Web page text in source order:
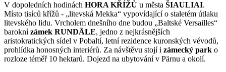
V dopoledních hodinách HORA KŘÍŽŮ u města ŠIAULIAI.
Místo tisíců křížů - „litevská Mekka“ vypovídající o staletém útlaku
litevského lidu. Vrcholem dnešního dne budou „Baltské Versailles“
baroknízámek RUNDĀLE, jedno z nejkrásnějších
aristokratických sídel v Pobaltí, letní rezidence kuronských vévodů,
prohlídka honosných interiérů. Za návštěvu stojí i zámecký park o
rozloze téměř 10 hektarů. Dojezd na ubytování v Pärnu a okolí.